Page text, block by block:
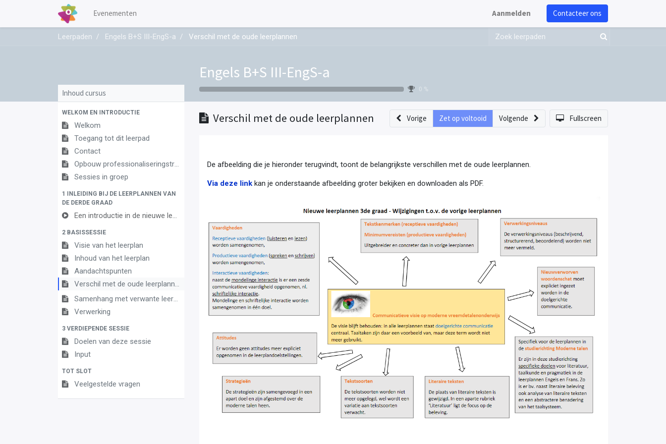
Evenementen Aanmelden Contacteer ons
Leerpaden Engels B+S III-EngS-a Verschil met de oude leerplannen
Engels B+S III-EngS-a
0 %
Inhoud cursus
WELKOM EN INTRODUCTIE
Welkom
Toegang tot dit leerpad
Contact
Opbouw professionaliseringstraject
Sessies in groep
1 INLEIDING BIJ DE LEERPLANNEN VAN
DE DERDE GRAAD
Een introductie in de nieuwe leerplannen van de derde graad
2 BASISSESSIE
Visie van het leerplan
Inhoud van het leerplan
Aandachtspunten
Verschil met de oude leerplannen
Samenhang met verwante leerplannen
Verwerking
3 VERDIEPENDE SESSIE
Doelen van deze sessie
Input
TOT SLOT
Veelgestelde vragen
Verschil met de oude leerplannen Vorige Zet op voltooid Volgende Fullscreen
De afbeelding die je hieronder terugvindt, toont de belangrijkste verschillen met de oude leerplannen.
Via deze link kan je onderstaande afbeelding groter bekijken en downloaden als PDF.